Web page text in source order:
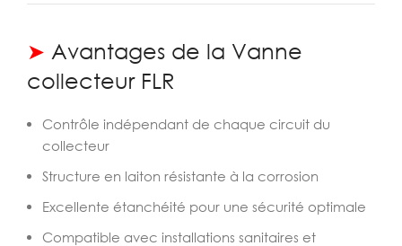
➤ Avantages de la Vanne
collecteur FLR
Contrôle indépendant de chaque circuit du
collecteur
Structure en laiton résistante à la corrosion
Excellente étanchéité pour une sécurité optimale
Compatible avec installations sanitaires et